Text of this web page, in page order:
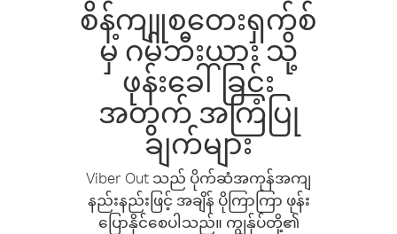
စိန့်ကျူစတေးရှက်စ်
မှ ဂမ်ဘီးယား သို့
ဖုန်းခေါ်ခြင်း
အတွက် အကြံပြု
ချက်များ
Viber Out သည် ပိုက်ဆံအကုန်အကျ
နည်းနည်းဖြင့် အချိန် ပိုကြာကြာ ဖုန်း
ပြောနိုင်စေပါသည်။ ကျွန်ုပ်တို့၏